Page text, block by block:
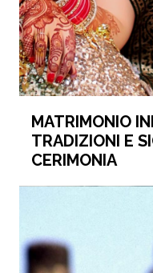
MATRIMONIO
TRADIZIONI E
CERIMONIA